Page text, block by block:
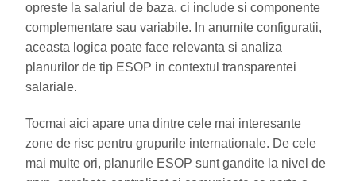
opreste la salariul de baza, ci include si componente
complementare sau variabile. In anumite configuratii,
aceasta logica poate face relevanta si analiza
planurilor de tip ESOP in contextul transparentei
salariale.
Tocmai aici apare una dintre cele mai interesante
zone de risc pentru grupurile internationale. De cele
mai multe ori, planurile ESOP sunt gandite la nivel de